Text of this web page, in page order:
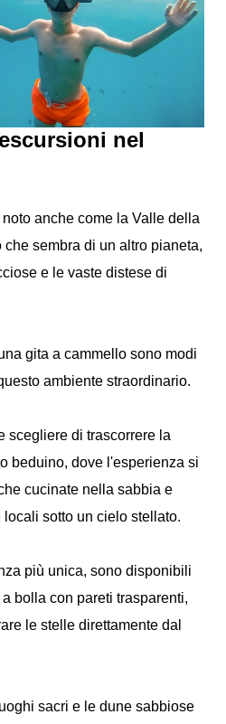
nel
noto anche come la Valle della
che sembra di un altro pianeta,
e le vaste distese di
gita a cammello sono modi
ambiente straordinario.
scegliere di trascorrere la
beduino, dove l'esperienza si
cucinate nella sabbia e
sotto un cielo stellato.
più unica, sono disponibili
bolla con pareti trasparenti,
le stelle direttamente dal
sacri e le dune sabbiose